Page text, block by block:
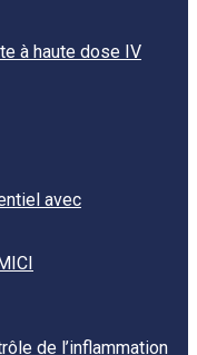
à haute dose IV
avec
de l’inflammation